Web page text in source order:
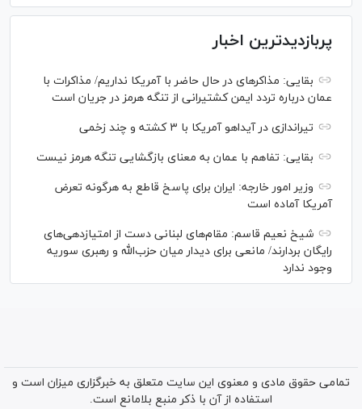
پربازدیدترین اخبار
بقایی: مذاکره‎ای در حال حاضر با آمریکا نداریم/ مذاکرات با
عمان درباره تردد ایمن کشتیرانی از تنگه هرمز در جریان است
تیراندازی در آیداهو آمریکا با ۳ کشته و چند زخمی
بقایی: تفاهم با عمان به معنای بازگشایی تنگه هرمز نیست
وزیر امور خارجه: ایران برای پاسخ قاطع به هرگونه تعرض
آمریکا آماده است
شیخ نعیم قاسم: مقام‌های لبنانی دست از امتیازدهی‌های
رایگان بردارند/ مانعی برای دیدار میان حزب‌الله و رهبری سوریه
وجود ندارد
تمامی حقوق مادی و معنوی این سایت متعلق به خبرگزاری میزان است و
استفاده از آن با ذکر منبع بلامانع است.